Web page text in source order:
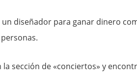
diseñador para ganar dinero
sección de «conciertos» y